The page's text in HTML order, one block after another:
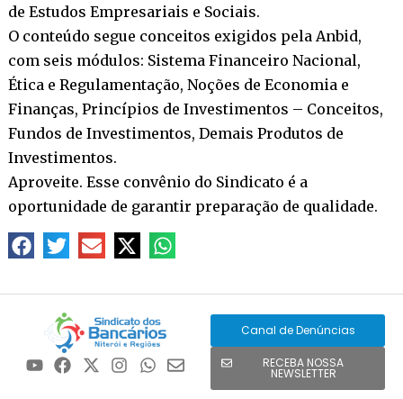
de Estudos Empresariais e Sociais.
O conteúdo segue conceitos exigidos pela Anbid,
com seis módulos: Sistema Financeiro Nacional,
Ética e Regulamentação, Noções de Economia e
Finanças, Princípios de Investimentos – Conceitos,
Fundos de Investimentos, Demais Produtos de
Investimentos.
Aproveite. Esse convênio do Sindicato é a
oportunidade de garantir preparação de qualidade.
Canal de Denúncias
RECEBA NOSSA
NEWSLETTER